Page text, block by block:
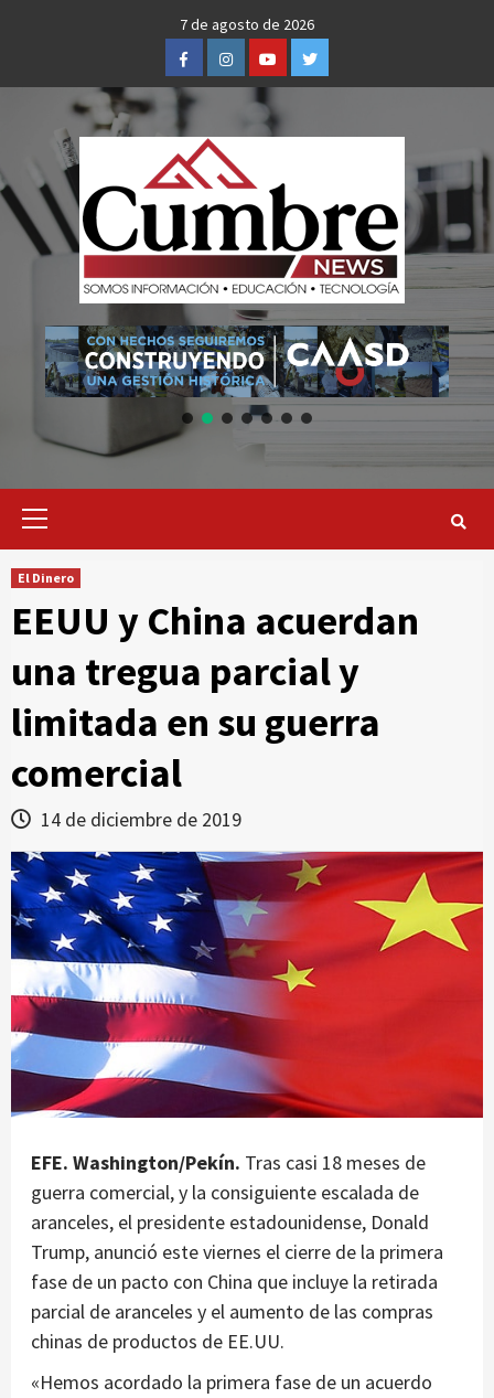
7 de agosto de 2026
FacebookInstagramYoutubeTwitter
Primary
El Dinero
EEUU y China acuerdan
una tregua parcial y
limitada en su guerra
comercial
14 de diciembre de 2019
EFE. Washington/Pekín. Tras casi 18 meses de
guerra comercial, y la consiguiente escalada de
aranceles, el presidente estadounidense, Donald
Trump, anunció este viernes el cierre de la primera
fase de un pacto con China que incluye la retirada
parcial de aranceles y el aumento de las compras
chinas de productos de EE.UU.
«Hemos acordado la primera fase de un acuerdo